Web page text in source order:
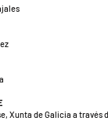
Xunta de Galicia a través